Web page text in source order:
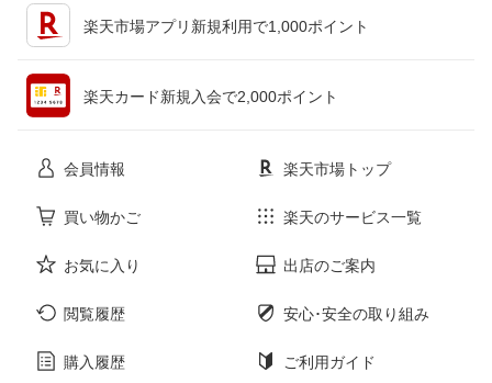
本・雑誌・コミック
楽天市場アプリ新規利用で1,000ポイント
楽天カード新規入会で2,000ポイント
会員情報 楽天市場トップ
買い物かご 楽天のサービス一覧
お気に入り 出店のご案内
閲覧履歴 安心･安全の取り組み
購入履歴 ご利用ガイド